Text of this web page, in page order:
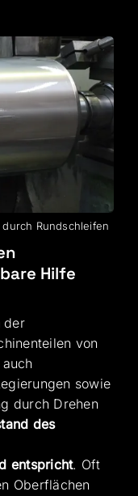
Rundschleifen
Hilfe
der
von
sowie
durch Drehen
des
entspricht. Oft
Oberflächen